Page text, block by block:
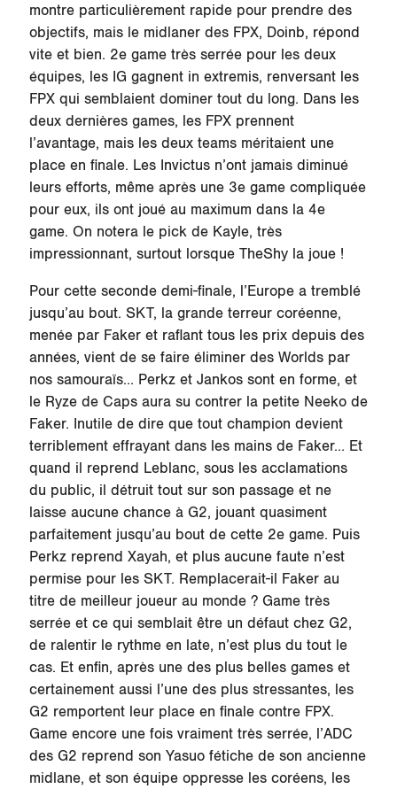
montre particulièrement rapide pour prendre des
objectifs, mais le midlaner des FPX, Doinb, répond
vite et bien. 2e game très serrée pour les deux
équipes, les IG gagnent in extremis, renversant les
FPX qui semblaient dominer tout du long. Dans les
deux dernières games, les FPX prennent
l’avantage, mais les deux teams méritaient une
place en finale. Les Invictus n’ont jamais diminué
leurs efforts, même après une 3e game compliquée
pour eux, ils ont joué au maximum dans la 4e
game. On notera le pick de Kayle, très
impressionnant, surtout lorsque TheShy la joue !
Pour cette seconde demi-finale, l’Europe a tremblé
jusqu’au bout. SKT, la grande terreur coréenne,
menée par Faker et raflant tous les prix depuis des
années, vient de se faire éliminer des Worlds par
nos samouraïs… Perkz et Jankos sont en forme, et
le Ryze de Caps aura su contrer la petite Neeko de
Faker. Inutile de dire que tout champion devient
terriblement effrayant dans les mains de Faker… Et
quand il reprend Leblanc, sous les acclamations
du public, il détruit tout sur son passage et ne
laisse aucune chance à G2, jouant quasiment
parfaitement jusqu’au bout de cette 2e game. Puis
Perkz reprend Xayah, et plus aucune faute n’est
permise pour les SKT. Remplacerait-il Faker au
titre de meilleur joueur au monde ? Game très
serrée et ce qui semblait être un défaut chez G2,
de ralentir le rythme en late, n’est plus du tout le
cas. Et enfin, après une des plus belles games et
certainement aussi l’une des plus stressantes, les
G2 remportent leur place en finale contre FPX.
Game encore une fois vraiment très serrée, l’ADC
des G2 reprend son Yasuo fétiche de son ancienne
midlane, et son équipe oppresse les coréens, les